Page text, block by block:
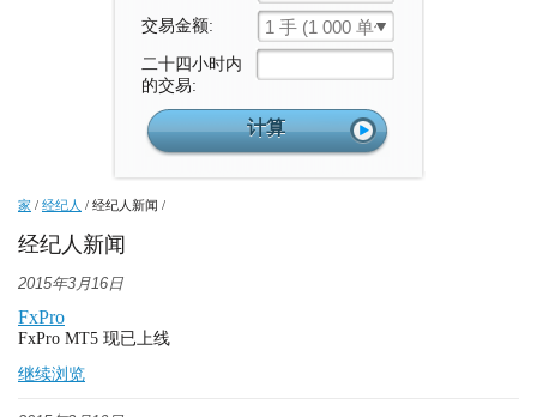
交易金额: 1 手 (1 000 单位)
二十四小时内
的交易:
家 / 经纪人 / 经纪人新闻 /
经纪人新闻
2015年3月16日
FxPro
FxPro MT5 现已上线
继续浏览